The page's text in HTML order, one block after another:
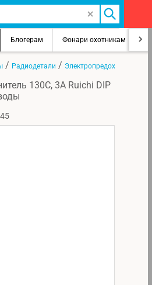
Блогерам Фонари охотникам
/ Радиодетали / Электропредохранители
130C, 3А Ruichi DIP